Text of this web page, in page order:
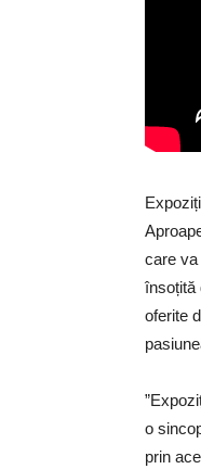
care va
însoțită
oferite
o
prin